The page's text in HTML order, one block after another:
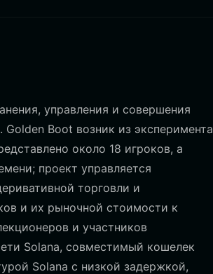
управления и совершения
Boot возник из эксперимента
около 18 игроков, а
проект управляется
торговли и
и их рыночной стоимости к
и участников
Solana, совместимый кошелек
Solana с низкой задержкой,